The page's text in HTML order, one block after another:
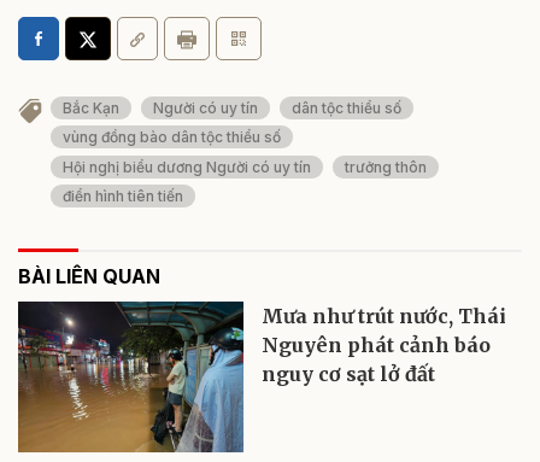
Bắc Kạn Người có uy tín
dân tộc thiểu số
vùng đồng bào dân tộc thiểu số
Hội nghị biểu dương Người có uy tín
trưởng thôn
điển hình tiên tiến
BÀI LIÊN QUAN
Mưa như trút nước, Thái
Nguyên phát cảnh báo
nguy cơ sạt lở đất